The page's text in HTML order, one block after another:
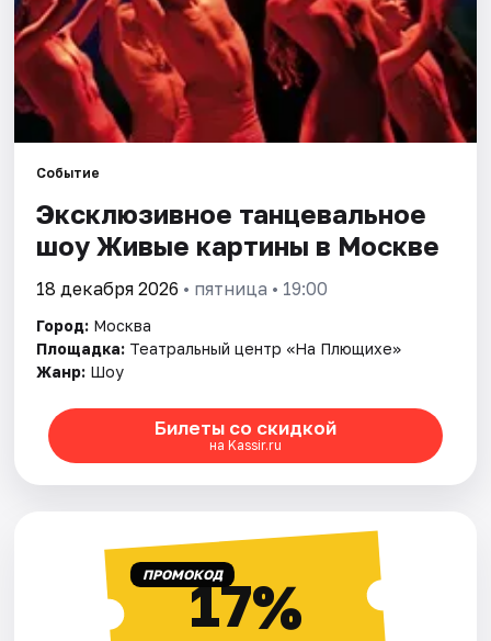
Событие
Эксклюзивное танцевальное
шоу Живые картины в Москве
18 декабря 2026 • пятница • 19:00
Город: Москва
Площадка: Театральный центр «На Плющихе»
Жанр: Шоу
Билеты со скидкой
на Kassir.ru
ПРОМОКОД17%